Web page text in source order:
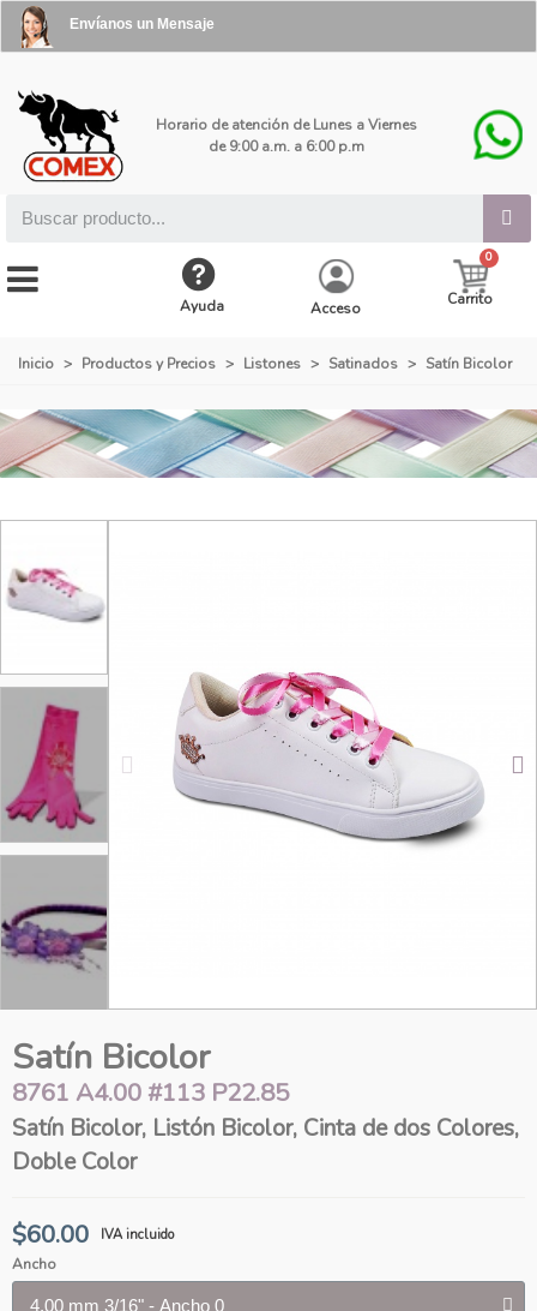
Envíanos un Mensaje
Horario de atención de Lunes a Viernes
de 9:00 a.m. a 6:00 p.m
Ayuda Acceso Carrito
Inicio > Productos y Precios > Listones > Satinados > Satín Bicolor
Satín Bicolor
8761 A4.00 #113 P22.85
Satín Bicolor, Listón Bicolor, Cinta de dos Colores,
Doble Color
$60.00 IVA incluido
Ancho